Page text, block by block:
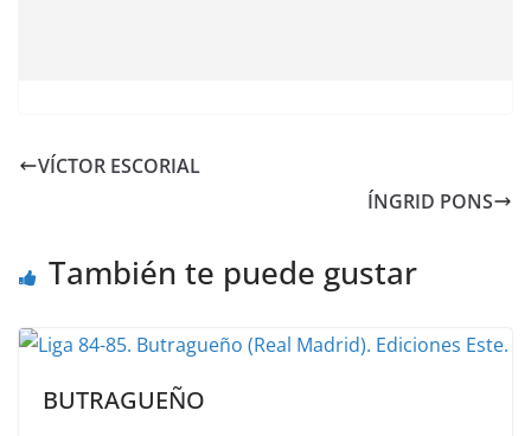
VÍCTOR ESCORIAL
ÍNGRID PONS
También te puede gustar
BUTRAGUEÑO